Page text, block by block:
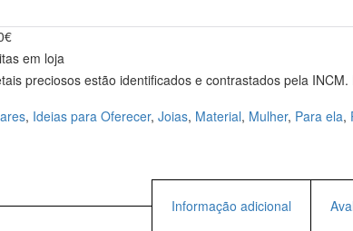
em loja
preciosos estão identificados e contrastados pela
, Ideias para Oferecer, Joias, Material, Mulher, Para ela,
Informação adicional